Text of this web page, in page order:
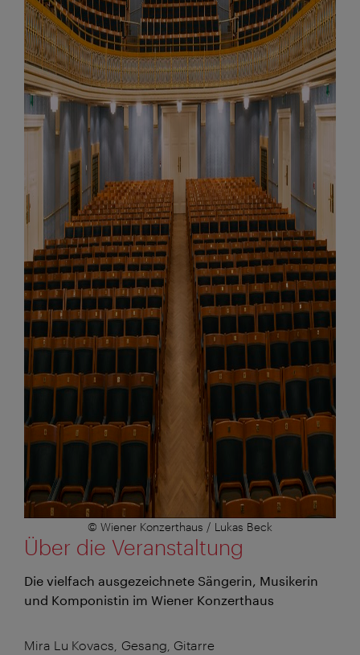
© Wiener Konzerthaus / Lukas Beck
Über die Veranstaltung
Die vielfach ausgezeichnete Sängerin, Musikerin
und Komponistin im Wiener Konzerthaus
Mira Lu Kovacs, Gesang, Gitarre